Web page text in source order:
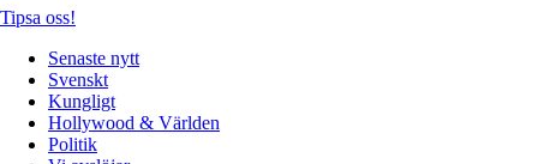
Tipsa oss!
Senaste nytt
Svenskt
Kungligt
Hollywood & Världen
Politik